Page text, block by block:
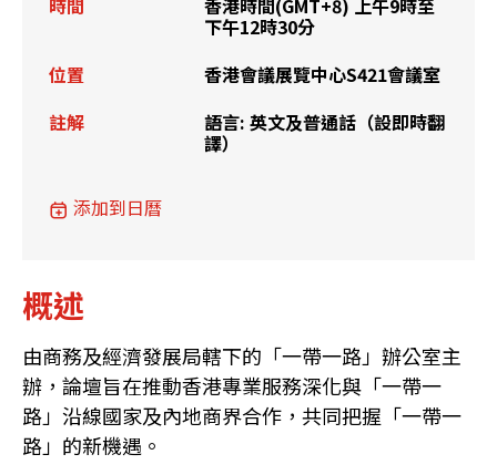
時間
香港時間(GMT+8) 上午9時至
下午12時30分
位置
香港會議展覽中心S421會議室
註解
語言: 英文及普通話（設即時翻
譯）
添加到日曆
概述
由商務及經濟發展局轄下的「一帶一路」辦公室主
辦，論壇旨在推動香港專業服務深化與「一帶一
路」沿線國家及內地商界合作，共同把握「一帶一
路」的新機遇。